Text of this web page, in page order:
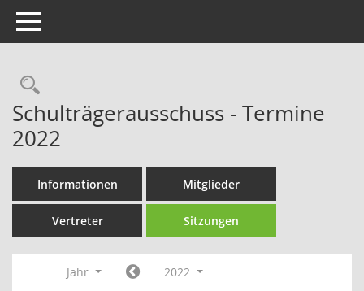
Toggle navigation
Rechercheauswahl
Schulträgerausschuss - Termine
2022
Informationen Mitglieder
Vertreter Sitzungen
Jahr 2022